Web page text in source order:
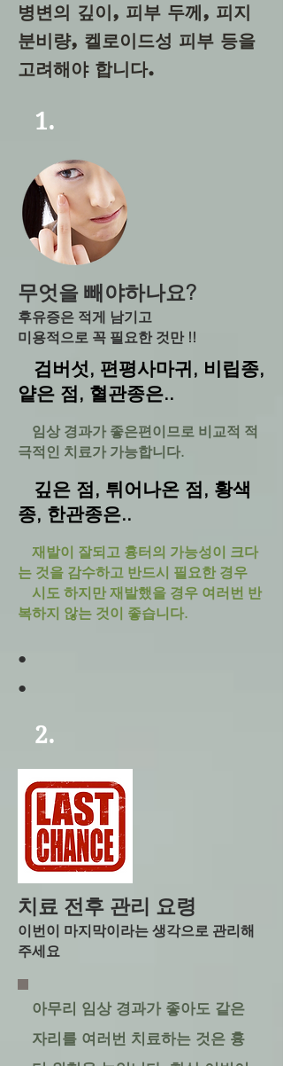
병변의 깊이, 피부 두께, 피지
분비량, 켈로이드성 피부 등을
고려해야 합니다.
1.
무엇을 빼야하나요?
후유증은 적게 남기고
미용적으로 꼭 필요한 것만 !!
검버섯, 편평사마귀, 비립종,
얕은 점, 혈관종은..
임상 경과가 좋은편이므로 비교적 적
극적인 치료가 가능합니다.
깊은 점, 튀어나온 점, 황색
종, 한관종은..
재발이 잘되고 흉터의 가능성이 크다
는 것을 감수하고 반드시 필요한 경우
시도 하지만 재발했을 경우 여러번 반
복하지 않는 것이 좋습니다.
​●
​●
2.
치료 전후 관리 요령
이번이 마지막이라는 생각으로 관리해
주세요
​아무리 임상 경과가 좋아도 같은
자리를 여러번 치료하는 것은 흉